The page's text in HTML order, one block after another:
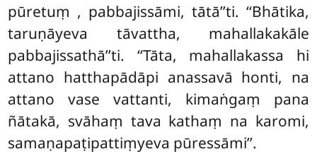
pūretuṃ , pabbajissāmi, tātā’’ti. ‘‘Bhātika,
taruṇāyeva tāvattha, mahallakakāle
pabbajissathā’’ti. ‘‘Tāta, mahallakassa hi
attano hatthapādāpi anassavā honti, na
attano vase vattanti, kimaṅgaṃ pana
ñātakā, svāhaṃ tava kathaṃ na karomi,
samaṇapaṭipattiṃyeva pūressāmi’’.